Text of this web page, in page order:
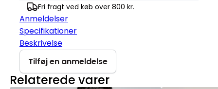
Fri fragt ved køb over 800 kr.
Anmeldelser
Specifikationer
Beskrivelse
Tilføj en anmeldelse
Relaterede varer